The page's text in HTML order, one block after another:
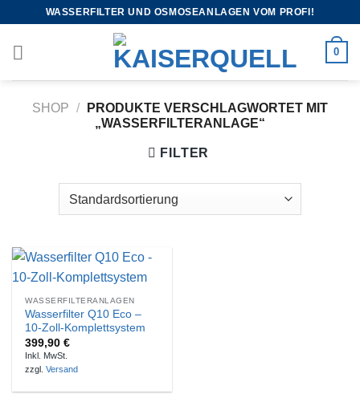
WASSERFILTER UND OSMOSEANLAGEN VOM PROFI!
0
SHOP /
PRODUKTE VERSCHLAGWORTET MIT
„WASSERFILTERANLAGE“
FILTER
WASSERFILTERANLAGEN
Wasserfilter Q10 Eco –
10-Zoll-Komplettsystem
399,90€
Inkl. MwSt.
zzgl.Versand